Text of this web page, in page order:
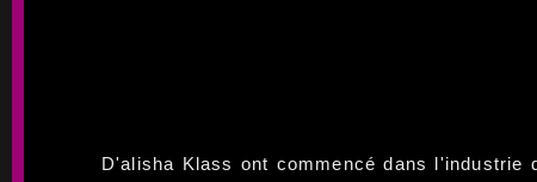
D'alisha Klass ont commencé dans l'industrie